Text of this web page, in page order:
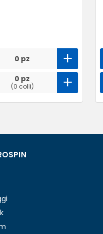
0 pz
0 pz
(0 colli)